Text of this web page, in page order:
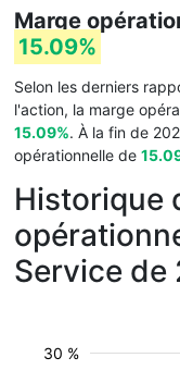
Marge
15.09%
Selon les derniers
l'action, la marge
15.09%. À la fin de
opérationnelle de
Historique
Service de
30 %